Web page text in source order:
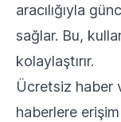
aracılığıyla
sağlar. Bu,
kolaylaştırır.
Ücretsiz haber
haberlere